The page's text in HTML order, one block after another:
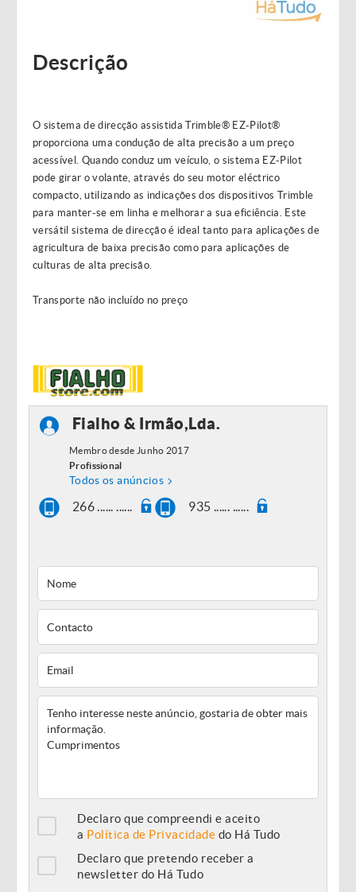
Descrição
O sistema de direcção assistida Trimble® EZ-Pilot®
proporciona uma condução de alta precisão a um preço
acessível. Quando conduz um veículo, o sistema EZ-Pilot
pode girar o volante, através do seu motor eléctrico
compacto, utilizando as indicações dos dispositivos Trimble
para manter-se em linha e melhorar a sua eficiência. Este
versátil sistema de direcção é ideal tanto para aplicações de
agricultura de baixa precisão como para aplicações de
culturas de alta precisão.
Transporte não incluído no preço
Fialho & Irmão,Lda.
Membro desde Junho 2017
Profissional
Todos os anúncios
266 ...... ...... 935 ...... ......
Declaro que compreendi e aceito
a Política de Privacidade do Há Tudo
Declaro que pretendo receber a
newsletter do Há Tudo